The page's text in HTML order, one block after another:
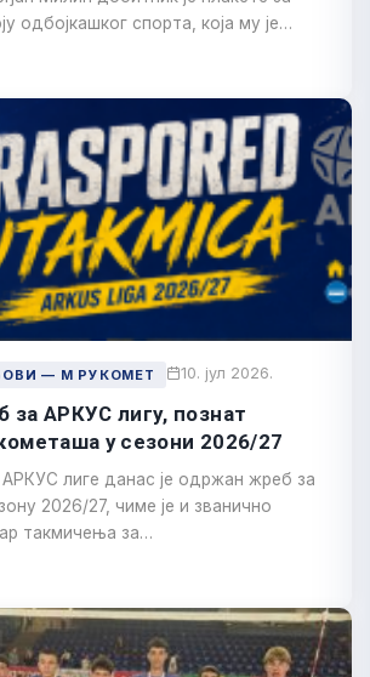
одбојкашког спорта, која му је…
— М РУКОМЕТ 10. јул 2026.
АРКУС лигу, познат
у сезони 2026/27
АРКУС лиге данас је одржан жреб за
2026/27, чиме је и званично
такмичења за…